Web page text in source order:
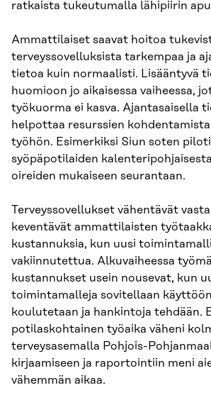
ratkaista tukeutumalla lähipiirin
Ammattilaiset saavat hoitoa
terveyssovelluksista tarkempaa ja
tietoa kuin normaalisti. Lisääntyvä
huomioon jo aikaisessa vaiheessa,
työkuorma ei kasva. Ajantasaisella
helpottaa resurssien
työhön. Esimerkiksi Siun soten
syöpäpotilaiden
oireiden mukaiseen seurantaan.
Terveyssovellukset vähentävät
keventävät ammattilaisten
kustannuksia, kun uusi
vakiinnutettua. Alkuvaiheessa
kustannukset usein nousevat, kun
toimintamalleja sovitellaan
koulutetaan ja hankintoja tehdään.
potilaskohtainen työaika väheni
terveysasemalla Pohjois-
kirjaamiseen ja raportointiin meni
vähemmän aikaa.